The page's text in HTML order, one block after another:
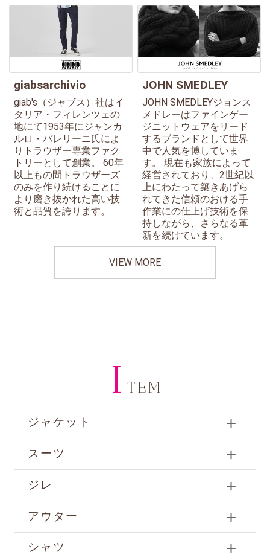
giabsarchivio
giab's（ジャブス）社はイ
タリア・フィレンツェの
地にて1953年にジャンカ
ルロ・バレリーニ氏によ
りトラウザー専業ファク
トリーとして創業。 60年
以上もの間トラウザーズ
のみを作り続けることに
より磨き抜かれた高い技
術と品質を誇ります。
JOHN SMEDLEY
JOHN SMEDLEYジョンス
メドレーはファインゲー
ジニットウェアをリード
するブランドとして世界
中で人気を博していま
す。 現在も家族によって
経営されており、2世紀以
上にわたって築きあげら
れてきた信頼のおける手
作業にの仕上げ技術を保
持しながら、さらなる革
新を続けています。
VIEW MORE
I TEM
ジャケット
スーツ
ジレ
アウター
シャツ